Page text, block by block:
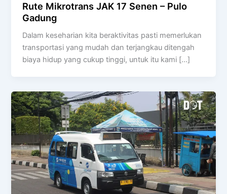
Rute Mikrotrans JAK 17 Senen – Pulo
Gadung
Dalam keseharian kita beraktivitas pasti memerlukan
transportasi yang mudah dan terjangkau ditengah
biaya hidup yang cukup tinggi, untuk itu kami […]